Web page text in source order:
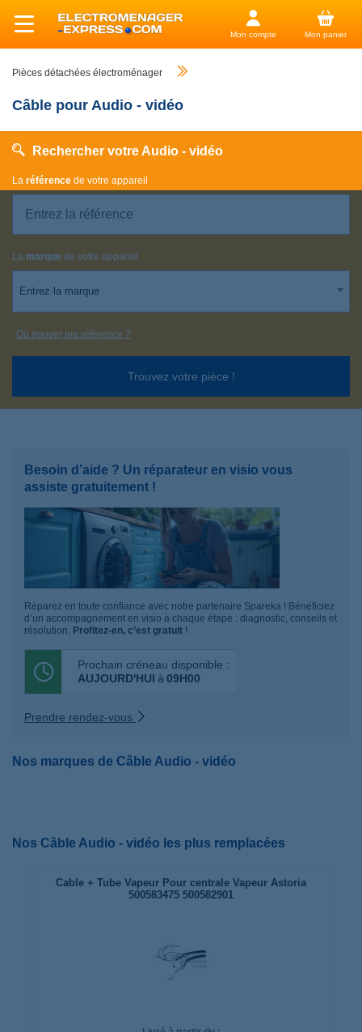
Mon compte Mon panier
Pièces détachées électroménager
Câble pour Audio - vidéo
Rechercher votre Audio - vidéo
La référence de votre appareil
La marque de votre appareil
Entrez la marque
Trouvez votre pièce !
Où trouver ma référence ?
Besoin d’aide ? Un réparateur en visio vous
assiste gratuitement !
Réparez en toute confiance avec notre partenaire Spareka ! Bénéficiez
d’un accompagnement en visio à chaque étape : diagnostic, conseils et
résolution. Profitez-en, c’est gratuit !
Prochain créneau disponible :
AUJOURD'HUI à 09H00
Prendre rendez-vous
Nos marques de Câble Audio - vidéo
Nos Câble Audio - vidéo les plus remplacées
Cable + Tube Vapeur Pour centrale Vapeur Astoria
500583475 500582901